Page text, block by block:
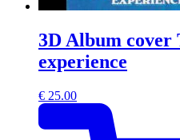
3D Album
experience
€ 25.00